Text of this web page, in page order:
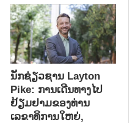
ນັກຊ່ຽວຊານ Layton
Pike: ການເດີນທາງໄປ
ຢ້ຽມຢາມຂອງທ່ານ
ເລຂາທິການໃຫຍ່,